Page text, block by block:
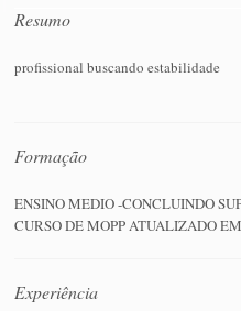
Resumo
profissional buscando estabilidade
Formação
ENSINO MEDIO -CONCLUINDO
CURSO DE MOPP ATUALIZADO
Experiência